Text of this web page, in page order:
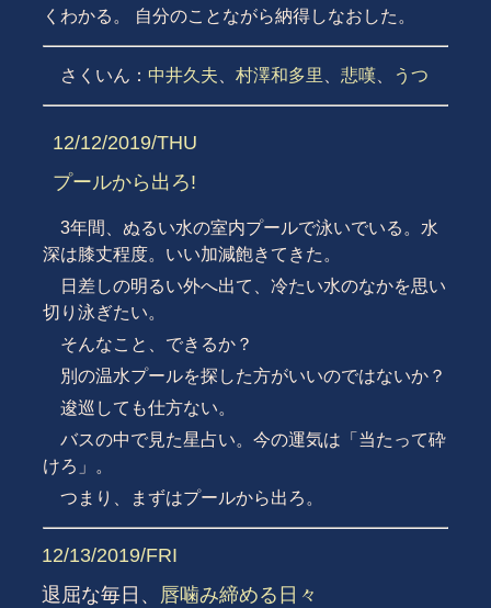
くわかる。 自分のことながら納得しなおした。
さくいん： 中井久夫 村澤和多里 悲嘆、 うつ
12/12/2019/THU
プールから出ろ!
3年間、ぬるい水の室内プールで泳いでいる。水
深は膝丈程度。いい加減飽きてきた。
日差しの明るい外へ出て、冷たい水のなかを思い
切り泳ぎたい。
そんなこと、できるか？
別の温水プールを探した方がいいのではないか？
逡巡しても仕方ない。
バスの中で見た星占い。今の運気は「当たって砕
けろ」。
つまり、まずはプールから出ろ。
12/13/2019/FRI
退屈な毎日、
唇噛み締める日々